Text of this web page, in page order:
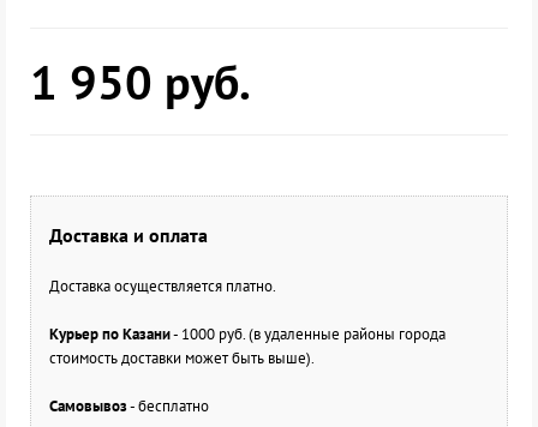
1 950 руб.
Доставка и оплата
Доставка осуществляется платно.
Курьер по Казани- 1000 руб. (в удаленные районы города
стоимость доставки может быть выше).
Самовывоз- бесплатно